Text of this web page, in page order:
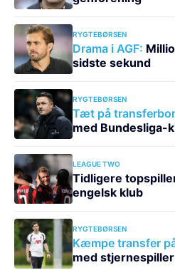
RYGTEBØRSEN
Drama i AGF:
sidste sekund
RYGTEBØRSEN
Tæt på
med Bundesliga-
LEAGUE TWO
Tidligere
engelsk klub
RYGTEBØRSEN
Kæmpe transfer
med stjernespiller